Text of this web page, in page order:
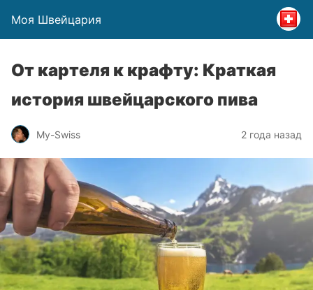
Моя Швейцария
От картеля к крафту: Краткая
история швейцарского пива
My-Swiss 2 года назад